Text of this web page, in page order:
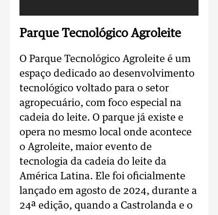
Parque Tecnológico Agroleite
O Parque Tecnológico Agroleite é um
espaço dedicado ao desenvolvimento
tecnológico voltado para o setor
agropecuário, com foco especial na
cadeia do leite. O parque já existe e
opera no mesmo local onde acontece
o Agroleite, maior evento de
tecnologia da cadeia do leite da
América Latina. Ele foi oficialmente
lançado em agosto de 2024, durante a
24ª edição, quando a Castrolanda e o